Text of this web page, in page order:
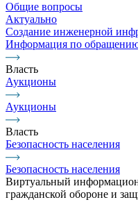
Общие вопросы
Актуально
Создание инженерной
Информация по
Власть
Аукционы
Аукционы
Власть
Безопасность населения
Безопасность населения
Виртуальный
гражданской обороне и